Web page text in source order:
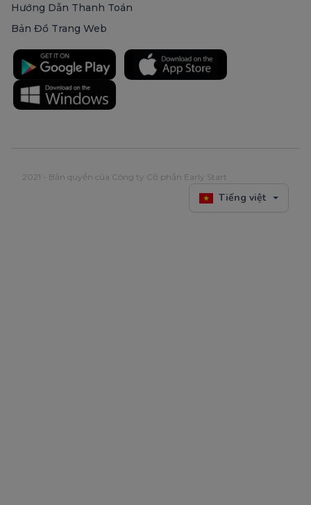
Hướng Dẫn Thanh Toán
Bản Đồ Trang Web
2021 - Bản quyền của Công ty Cổ phần Early Start
Tiếng việt